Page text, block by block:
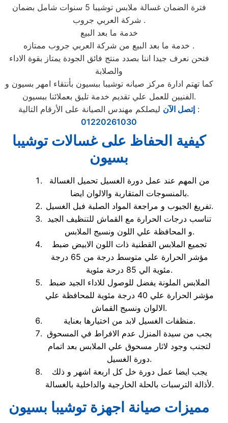
فترة الضمان غسالة ملابس توشيبا 5 سنوات شامل بضمان
شركة العربي جروب .
خدمة ما بعد البيع
خدمة ما بعد البيع من شركة العربي جروب ممتازه .
فنحن نعرف جيدا اننا بصدد منتج فائق الجودة يمتاز بقوة الاداء
والصلابة
كما تهتم ادارة مركز صيانه توشيبا ببسيون بأنتقاء امهر بسيون و
الفنيين للعمل علي تقديم خدمة تليق بعملائنا ببسيون.
إتصل الآن ليصلكم مهندس الصيانة على الأرقام التالية :
01220261030
كيفية الحفاظ على غسالات توشيبا
بسيون
من المهم عند عمل دورة الغسيل تحميل الغسالة
بالمنسوجات المتقاربة والالوان ايضا.
تفريغ الجيوب و مراجعة المواد الصلبة فبل الغسيل.
تناسب درجات الحرارة مع القماش للتنظيف الجيد
و المحافظة علي اللون ونسيج الملابس.
تجميع الملابس القطنية ذات اللون الابيض ضبط
مؤشر الحرارة علي متوسط درجة من 65 درجة
مئوية الي 85 درحة مئوية.
الملابس الملونة يفضل للوصول للاداء الجيد ضبط
مؤشر الحرارة علي 40 درجة مئوية للمحافظة علي
الالوان ونسيج القماش.
منظفات الغسيل لابد من اختيارها بعناية.
يجب من سيدة المنزل عدم الافراط في المسحوق
لتجنب وجود لاثار مسحوق علي الملابس بعد اتمام
دورة الغسيل.
يجب ايضا عمل دورة خل كل اربعة اشهر و ذلك
لأذالة الترسبات بالحلة الخارجية والداخلية بالغسالة.
مميزات صيانة اجهزة توشيبا بسيون